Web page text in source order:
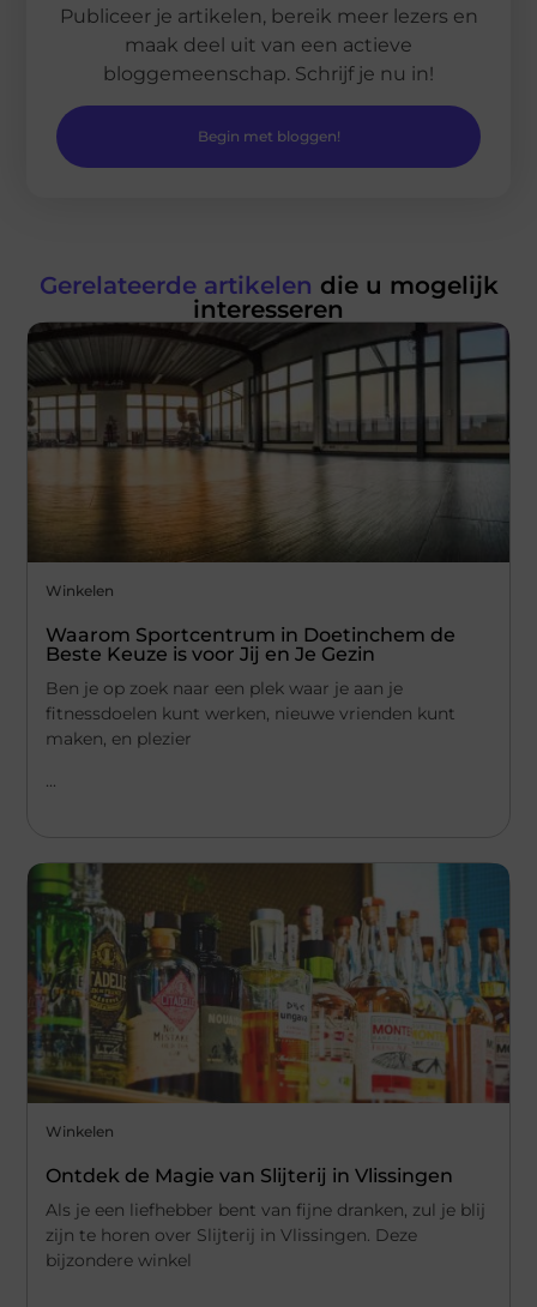
Publiceer je artikelen, bereik meer lezers en
maak deel uit van een actieve
bloggemeenschap. Schrijf je nu in!
Begin met bloggen!
Gerelateerde artikelen die u mogelijk
interesseren
Winkelen
Waarom Sportcentrum in Doetinchem de
Beste Keuze is voor Jij en Je Gezin
Ben je op zoek naar een plek waar je aan je
fitnessdoelen kunt werken, nieuwe vrienden kunt
maken, en plezier
...
Winkelen
Ontdek de Magie van Slijterij in Vlissingen
Als je een liefhebber bent van fijne dranken, zul je blij
zijn te horen over Slijterij in Vlissingen. Deze
bijzondere winkel